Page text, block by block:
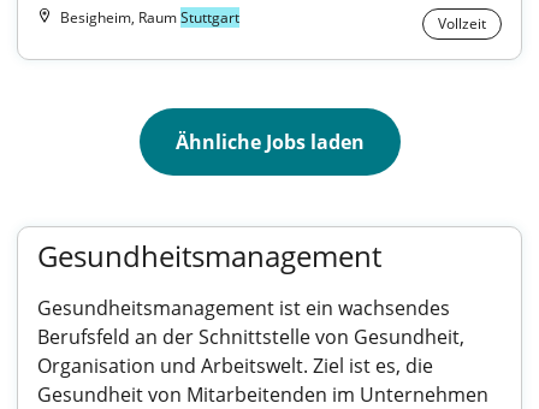
Besigheim, RaumStuttgart Vollzeit
Ähnliche Jobs laden
Gesundheitsmanagement
Gesundheitsmanagement ist ein wachsendes
Berufsfeld an der Schnittstelle von Gesundheit,
Organisation und Arbeitswelt. Ziel ist es, die
Gesundheit von Mitarbeitenden im Unternehmen